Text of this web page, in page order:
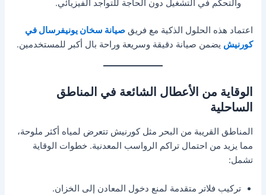
والتحكم في التشغيل دون الحاجة للتواجد الفيزيائي.
اعتماد هذه الحلول الذكية مع فريقصيانة سخان يونيفرسال في
كورنيش يضمن صيانة دقيقة وسريعة وراحة بال أكبر للمستخدمين.
الوقاية من الأعطال الشائعة في المناطق
الساحلية
المناطق القريبة من البحر مثل كورنيش تتعرض لمياه أكثر ملوحة،
مما يزيد من احتمال تراكم الرواسب المعدنية. خطوات الوقاية
تشمل:
تركيب فلاتر متقدمة لمنع دخول المعادن إلى الخزان.